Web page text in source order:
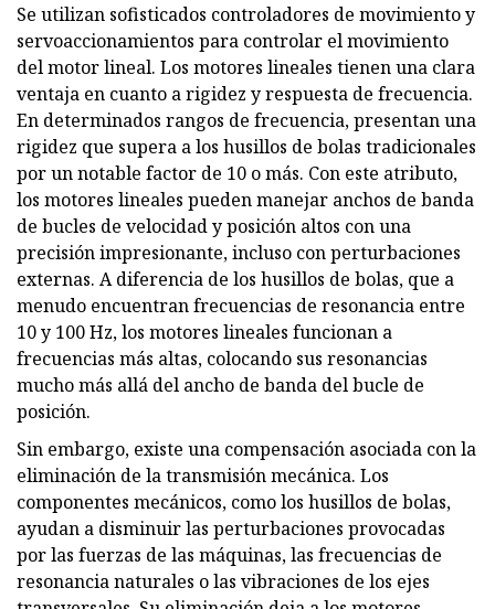
Se utilizan sofisticados controladores de movimiento y
servoaccionamientos para controlar el movimiento
del motor lineal. Los motores lineales tienen una clara
ventaja en cuanto a rigidez y respuesta de frecuencia.
En determinados rangos de frecuencia, presentan una
rigidez que supera a los husillos de bolas tradicionales
por un notable factor de 10 o más. Con este atributo,
los motores lineales pueden manejar anchos de banda
de bucles de velocidad y posición altos con una
precisión impresionante, incluso con perturbaciones
externas. A diferencia de los husillos de bolas, que a
menudo encuentran frecuencias de resonancia entre
10 y 100 Hz, los motores lineales funcionan a
frecuencias más altas, colocando sus resonancias
mucho más allá del ancho de banda del bucle de
posición.
Sin embargo, existe una compensación asociada con la
eliminación de la transmisión mecánica. Los
componentes mecánicos, como los husillos de bolas,
ayudan a disminuir las perturbaciones provocadas
por las fuerzas de las máquinas, las frecuencias de
resonancia naturales o las vibraciones de los ejes